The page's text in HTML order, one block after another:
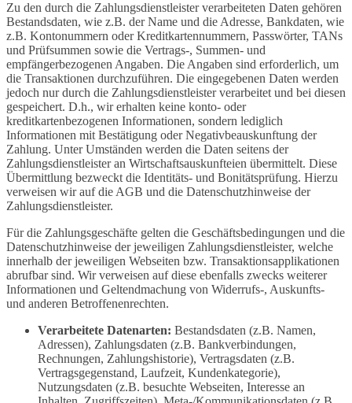
Zu den durch die Zahlungsdienstleister verarbeiteten Daten gehören
Bestandsdaten, wie z.B. der Name und die Adresse, Bankdaten, wie
z.B. Kontonummern oder Kreditkartennummern, Passwörter, TANs
und Prüfsummen sowie die Vertrags-, Summen- und
empfängerbezogenen Angaben. Die Angaben sind erforderlich, um
die Transaktionen durchzuführen. Die eingegebenen Daten werden
jedoch nur durch die Zahlungsdienstleister verarbeitet und bei diesen
gespeichert. D.h., wir erhalten keine konto- oder
kreditkartenbezogenen Informationen, sondern lediglich
Informationen mit Bestätigung oder Negativbeauskunftung der
Zahlung. Unter Umständen werden die Daten seitens der
Zahlungsdienstleister an Wirtschaftsauskunfteien übermittelt. Diese
Übermittlung bezweckt die Identitäts- und Bonitätsprüfung. Hierzu
verweisen wir auf die AGB und die Datenschutzhinweise der
Zahlungsdienstleister.
Für die Zahlungsgeschäfte gelten die Geschäftsbedingungen und die
Datenschutzhinweise der jeweiligen Zahlungsdienstleister, welche
innerhalb der jeweiligen Webseiten bzw. Transaktionsapplikationen
abrufbar sind. Wir verweisen auf diese ebenfalls zwecks weiterer
Informationen und Geltendmachung von Widerrufs-, Auskunfts-
und anderen Betroffenenrechten.
Verarbeitete Datenarten: Bestandsdaten (z.B. Namen,
Adressen), Zahlungsdaten (z.B. Bankverbindungen,
Rechnungen, Zahlungshistorie), Vertragsdaten (z.B.
Vertragsgegenstand, Laufzeit, Kundenkategorie),
Nutzungsdaten (z.B. besuchte Webseiten, Interesse an